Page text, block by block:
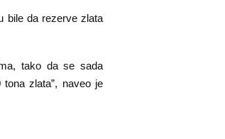
bile da rezerve zlata
tako da se sada
zlata”, naveo je